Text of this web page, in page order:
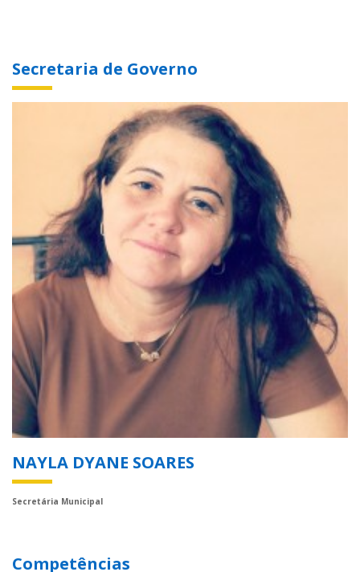
Secretaria de Governo
NAYLA DYANE SOARES
Secretária Municipal
Competências